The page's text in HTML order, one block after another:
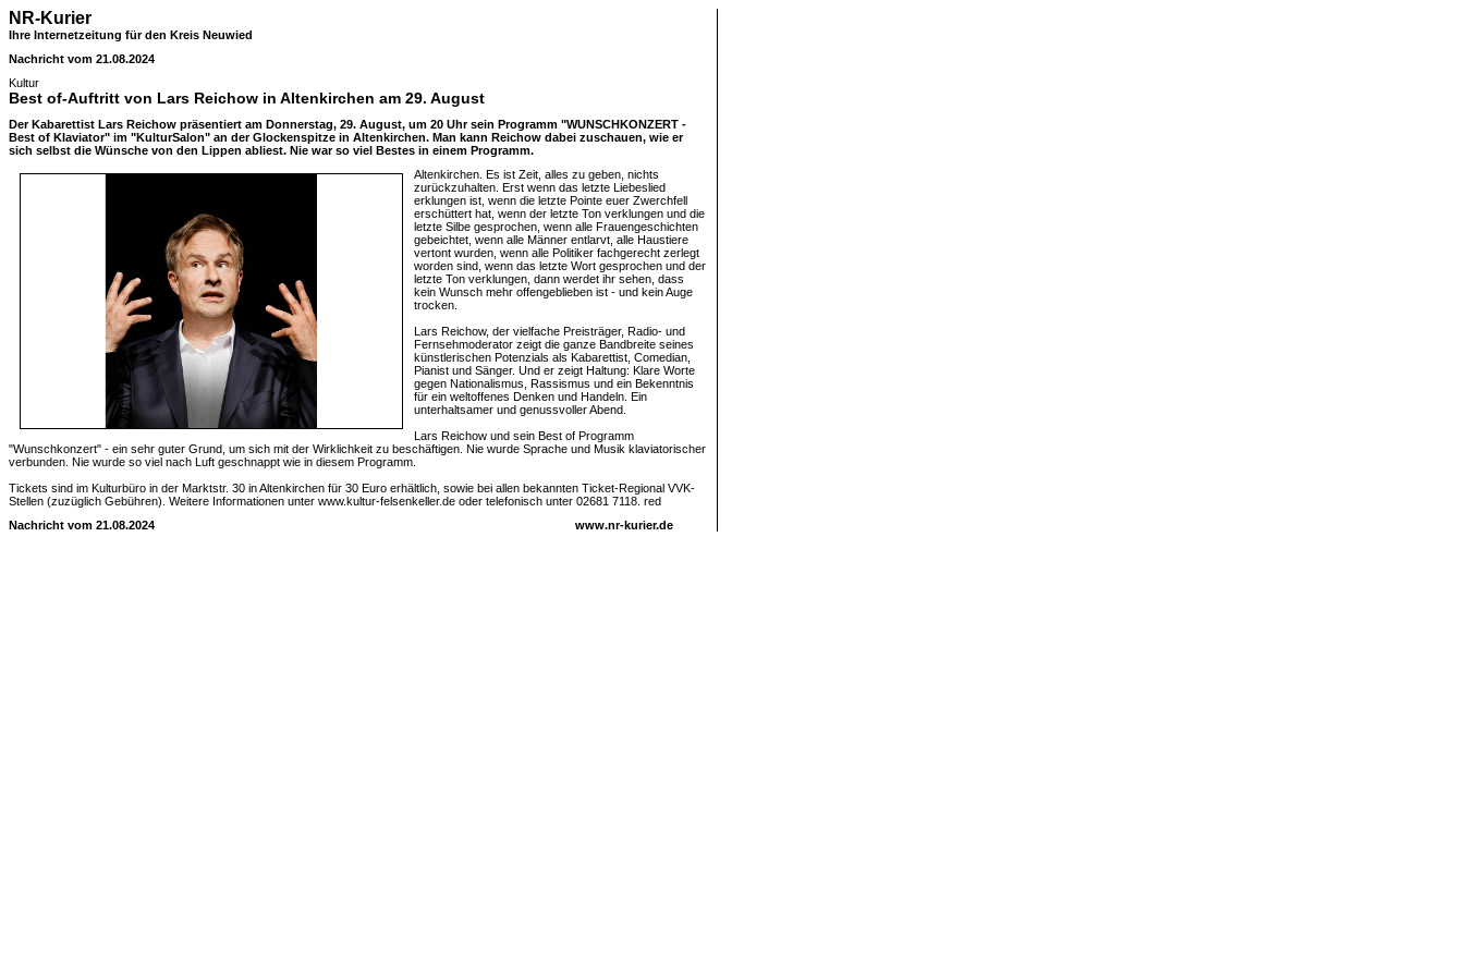
NR-Kurier
Ihre Internetzeitung für den Kreis Neuwied
Nachricht vom 21.08.2024
Kultur
Best of-Auftritt von Lars Reichow in Altenkirchen am 29. August
Der Kabarettist Lars Reichow präsentiert am Donnerstag, 29. August, um 20 Uhr sein Programm "WUNSCHKONZERT -
Best of Klaviator" im "KulturSalon" an der Glockenspitze in Altenkirchen. Man kann Reichow dabei zuschauen, wie er
sich selbst die Wünsche von den Lippen abliest. Nie war so viel Bestes in einem Programm.
Altenkirchen. Es ist Zeit, alles zu geben, nichts
zurückzuhalten. Erst wenn das letzte Liebeslied
erklungen ist, wenn die letzte Pointe euer Zwerchfell
erschüttert hat, wenn der letzte Ton verklungen und die
letzte Silbe gesprochen, wenn alle Frauengeschichten
gebeichtet, wenn alle Männer entlarvt, alle Haustiere
vertont wurden, wenn alle Politiker fachgerecht zerlegt
worden sind, wenn das letzte Wort gesprochen und der
letzte Ton verklungen, dann werdet ihr sehen, dass
kein Wunsch mehr offengeblieben ist - und kein Auge
trocken.
Lars Reichow, der vielfache Preisträger, Radio- und
Fernsehmoderator zeigt die ganze Bandbreite seines
künstlerischen Potenzials als Kabarettist, Comedian,
Pianist und Sänger. Und er zeigt Haltung: Klare Worte
gegen Nationalismus, Rassismus und ein Bekenntnis
für ein weltoffenes Denken und Handeln. Ein
unterhaltsamer und genussvoller Abend.
Lars Reichow und sein Best of Programm
"Wunschkonzert" - ein sehr guter Grund, um sich mit der Wirklichkeit zu beschäftigen. Nie wurde Sprache und Musik klaviatorischer
verbunden. Nie wurde so viel nach Luft geschnappt wie in diesem Programm.
Tickets sind im Kulturbüro in der Marktstr. 30 in Altenkirchen für 30 Euro erhältlich, sowie bei allen bekannten Ticket-Regional VVK-
Stellen (zuzüglich Gebühren). Weitere Informationen unter www.kultur-felsenkeller.de oder telefonisch unter 02681 7118. red
Nachricht vom 21.08.2024
www.nr-kurier.de